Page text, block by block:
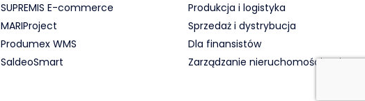
SUPREMIS E-commerce
MARIProject
Produmex WMS
SaldeoSmart
Produkcja i logistyka
Sprzedaż i dystrybucja
Dla finansistów
Zarządzanie nieruchomościami